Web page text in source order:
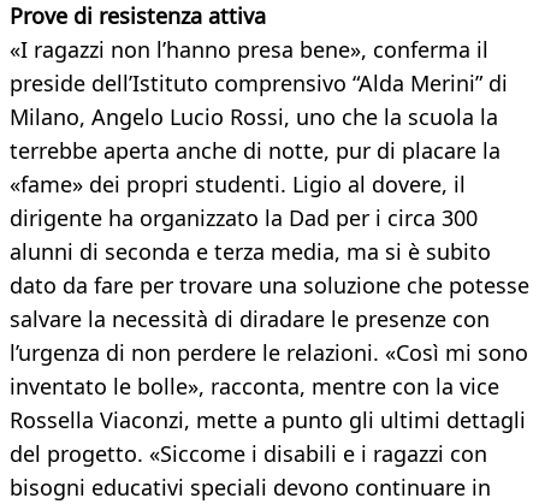
Prove di resistenza attiva
«I ragazzi non l’hanno presa bene», conferma il
preside dell’Istituto comprensivo “Alda Merini” di
Milano, Angelo Lucio Rossi, uno che la scuola la
terrebbe aperta anche di notte, pur di placare la
«fame» dei propri studenti. Ligio al dovere, il
dirigente ha organizzato la Dad per i circa 300
alunni di seconda e terza media, ma si è subito
dato da fare per trovare una soluzione che potesse
salvare la necessità di diradare le presenze con
l’urgenza di non perdere le relazioni. «Così mi sono
inventato le bolle», racconta, mentre con la vice
Rossella Viaconzi, mette a punto gli ultimi dettagli
del progetto. «Siccome i disabili e i ragazzi con
bisogni educativi speciali devono continuare in